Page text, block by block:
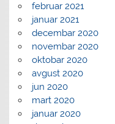
februar 2021
januar 2021
decembar 2020
novembar 2020
oktobar 2020
avgust 2020
jun 2020
mart 2020
januar 2020